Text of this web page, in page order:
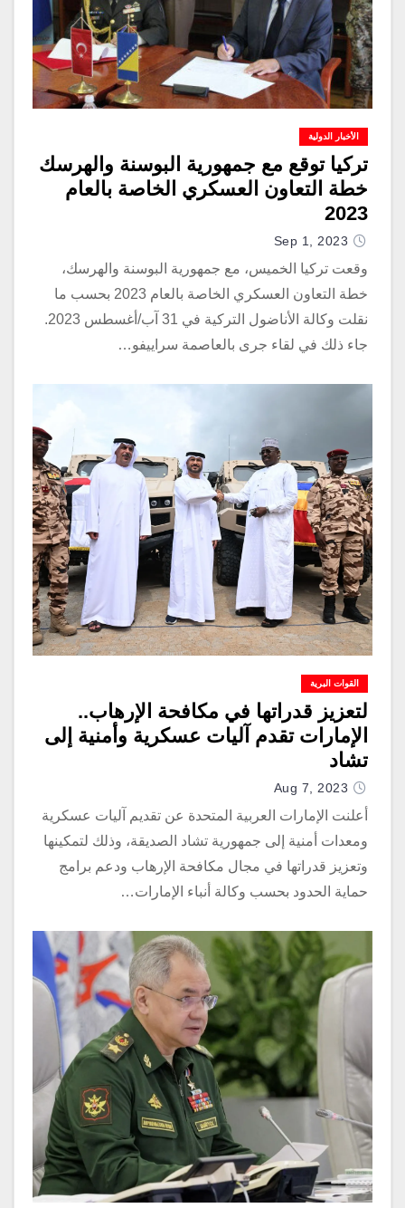
الأخبار الدولية
تركيا توقع مع جمهورية البوسنة والهرسك
خطة التعاون العسكري الخاصة بالعام
2023
Sep 1, 2023
وقعت تركيا الخميس، مع جمهورية البوسنة والهرسك،
خطة التعاون العسكري الخاصة بالعام 2023 بحسب ما
نقلت وكالة الأناضول التركية في 31 آب/أغسطس 2023.
جاء ذلك في لقاء جرى بالعاصمة سراييفو…
القوات البرية
لتعزيز قدراتها في مكافحة الإرهاب..
الإمارات تقدم آليات عسكرية وأمنية إلى
تشاد
Aug 7, 2023
أعلنت الإمارات العربية المتحدة عن تقديم آليات عسكرية
ومعدات أمنية إلى جمهورية تشاد الصديقة، وذلك لتمكينها
وتعزيز قدراتها في مجال مكافحة الإرهاب ودعم برامج
حماية الحدود بحسب وكالة أنباء الإمارات…